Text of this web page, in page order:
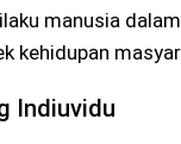
manusia
kehidupan
Indiuvidu